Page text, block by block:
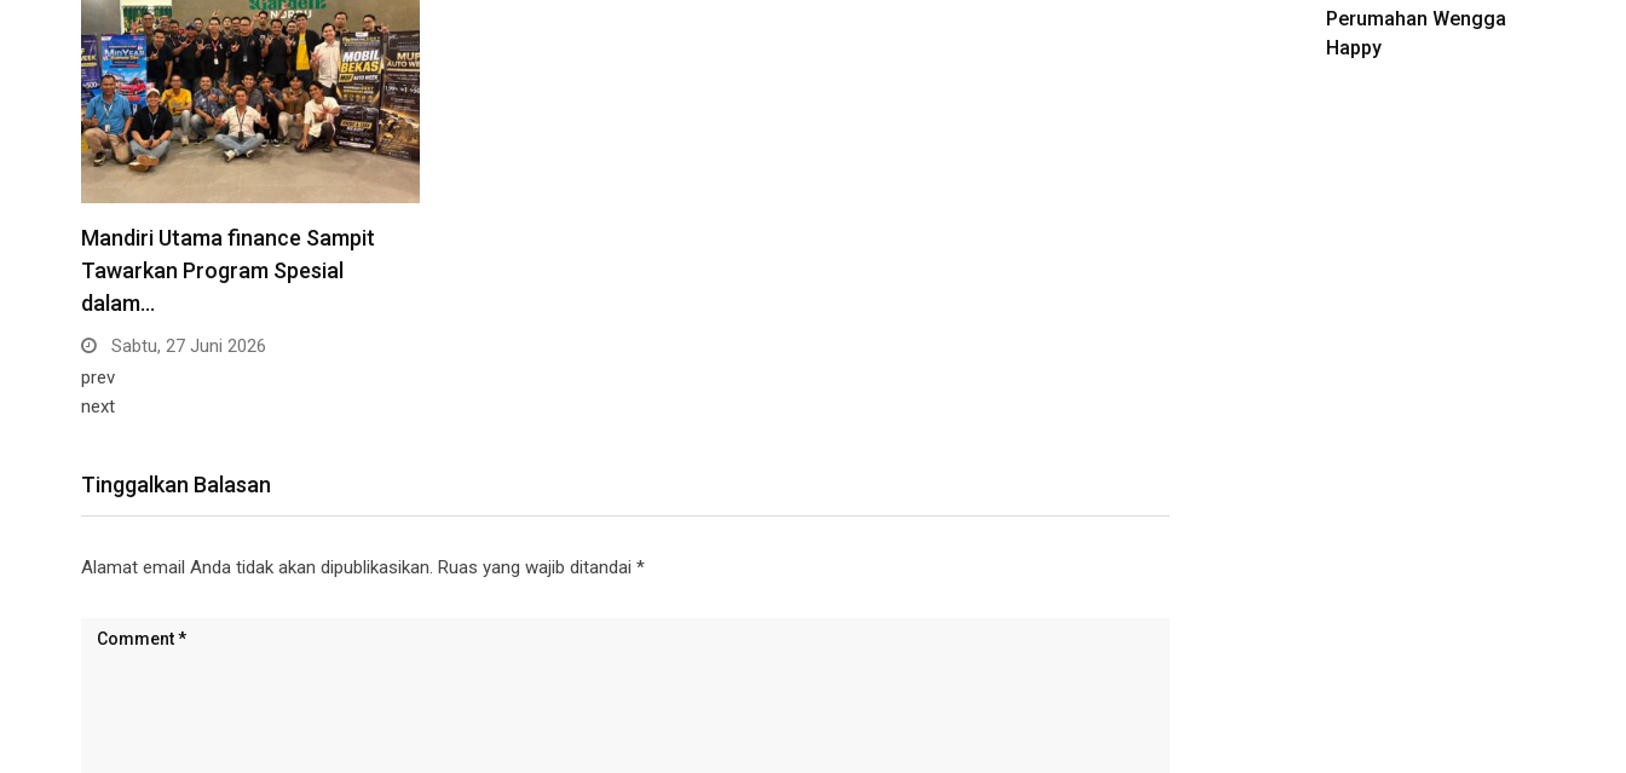
Mandiri Utama finance Sampit
Tawarkan Program Spesial
dalam…
Sabtu, 27 Juni 2026
prev
next
Tinggalkan Balasan
Alamat email Anda tidak akan dipublikasikan. Ruas yang wajib ditandai *
Perumahan Wengga
Happy